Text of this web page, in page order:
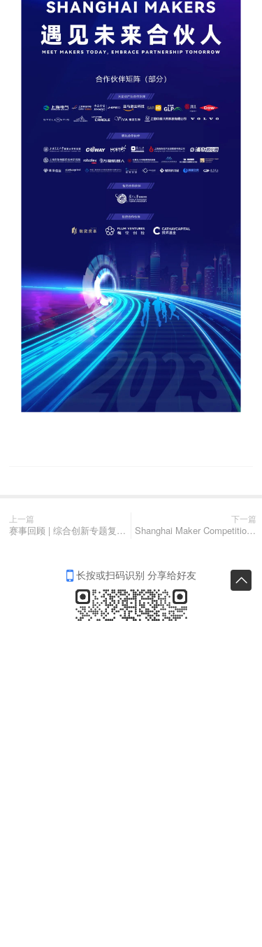
上一篇
赛事回顾 | 综合创新专题复赛顺利举办，全力推进上海科创高地建设
下一篇
Shanghai Maker Competition Brings Global Innovation makers to China
长按或扫码识别 分享给好友